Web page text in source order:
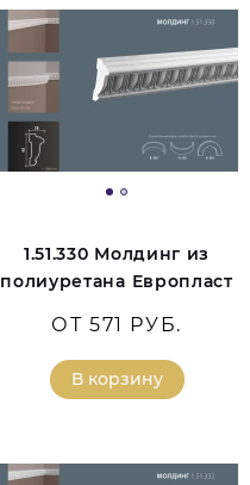
1.51.330 Молдинг из
полиуретана Европласт
ОТ 571 РУБ.
В корзину